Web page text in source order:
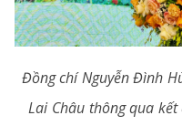
Đồng chí Nguyễn Đình
Lai Châu thông qua